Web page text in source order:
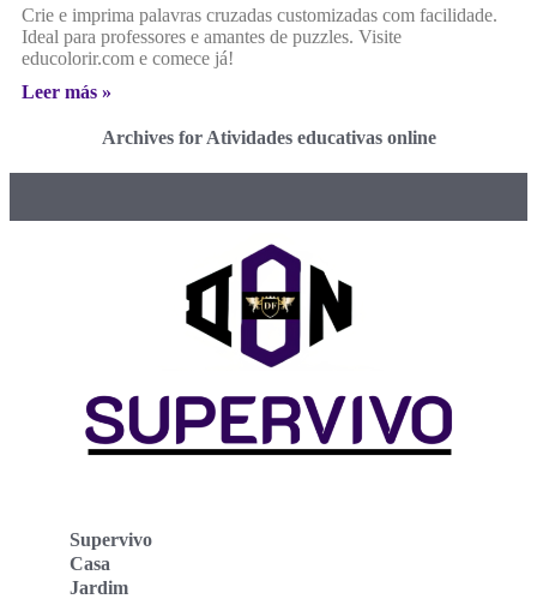
Crie e imprima palavras cruzadas customizadas com facilidade.
Ideal para professores e amantes de puzzles. Visite
educolorir.com e comece já!
Leer más »
Archives for Atividades educativas online
Supervivo
Casa
Jardim